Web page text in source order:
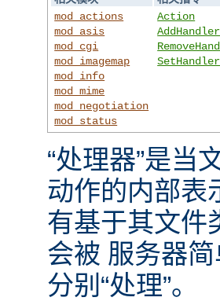
mod_actions
mod_asis
mod_cgi
mod_imagemap
mod_info
mod_mime
mod_negotiation
mod_status
Action
AddHandler
SetHandler
“处理器”是当
动作的内部表
有基于其文件
会被 服务器
分别“处理”。